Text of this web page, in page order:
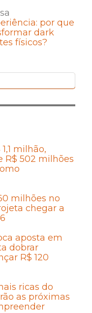
por que
dark
físicos?
milhão,
R$ 502 milhões
milhões no
chegar a
aposta em
dobrar
R$ 120
ricas do
as próximas